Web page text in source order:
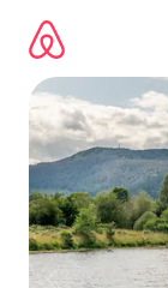
directement
contenu